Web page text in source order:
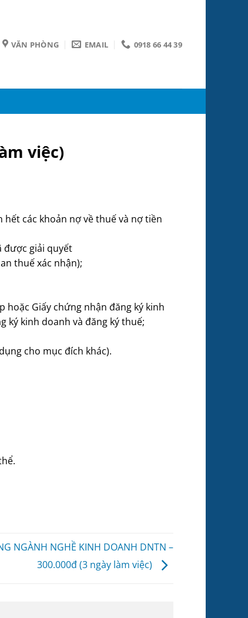
VĂN PHÒNG EMAIL 0918 66 44 39
việc)
các khoản nợ về thuế và nợ tiền
được giải quyết
thuế xác nhận);
hoặc Giấy chứng nhận đăng ký kinh
ký kinh doanh và đăng ký thuế;
cho mục đích khác).
NGÀNH NGHỀ KINH DOANH DNTN –
300.000đ (3 ngày làm việc)